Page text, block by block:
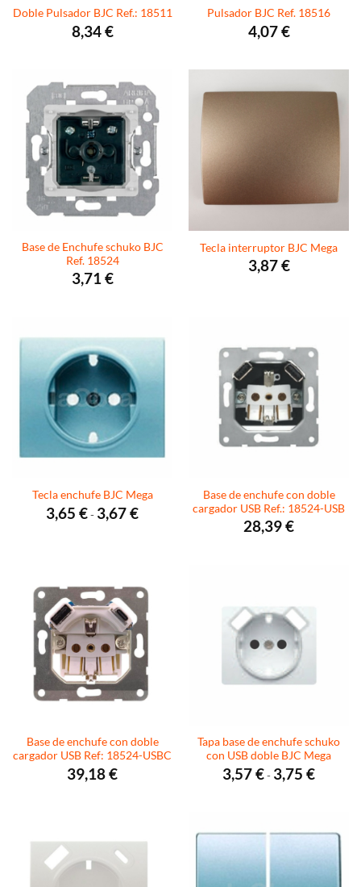
Doble Pulsador BJC Ref.: 18511
8,34€
Pulsador BJC Ref. 18516
4,07€
Base de Enchufe schuko BJC
Ref. 18524
3,71€
Tecla interruptor BJC Mega
3,87€
Tecla enchufe BJC Mega
3,65 €- 3,67€Rango
de
Base de enchufe con doble
cargador USB Ref.: 18524-USB
28,39€
Base de enchufe con doble
cargador USB Ref: 18524-USBC
39,18€
Tapa base de enchufe schuko
con USB doble BJC Mega
3,57€- 3,75 €Rango
de
3,75 €